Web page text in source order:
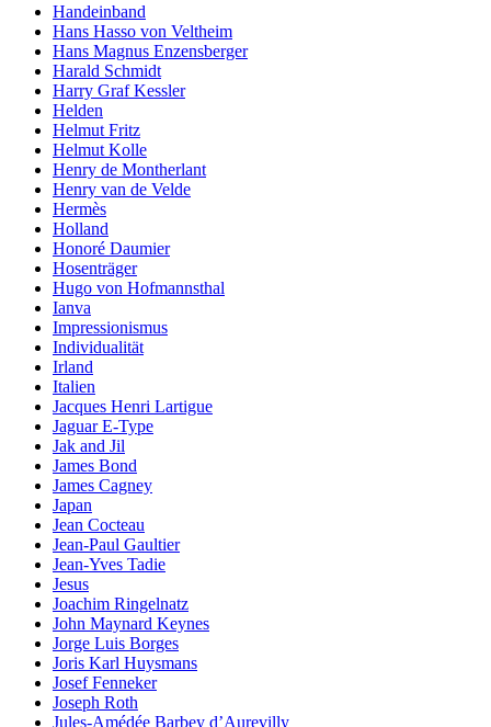
Handeinband
Hans Hasso von Veltheim
Hans Magnus Enzensberger
Harald Schmidt
Harry Graf Kessler
Helden
Helmut Fritz
Helmut Kolle
Henry de Montherlant
Henry van de Velde
Hermès
Holland
Honoré Daumier
Hosenträger
Hugo von Hofmannsthal
Ianva
Impressionismus
Individualität
Irland
Italien
Jacques Henri Lartigue
Jaguar E-Type
Jak and Jil
James Bond
James Cagney
Japan
Jean Cocteau
Jean-Paul Gaultier
Jean-Yves Tadie
Jesus
Joachim Ringelnatz
John Maynard Keynes
Jorge Luis Borges
Joris Karl Huysmans
Josef Fenneker
Joseph Roth
Jules-Amédée Barbey d’Aurevilly